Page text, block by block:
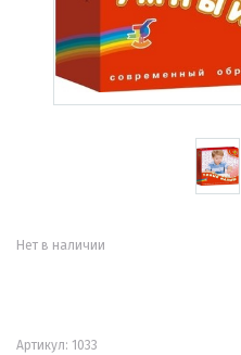
Нет в наличии
Артикул: 1033